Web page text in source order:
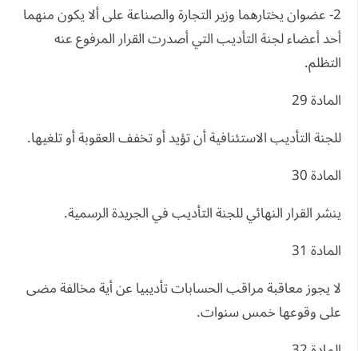
2- عضوان يختارهما وزير التجارة والصناعة على ألا يكون منهما
أحد أعضاء لجنة التأديب التي أصدرت القرار المرفوع عنه
التظلم.
المادة 29
للجنة التأديب الاستئنافية أن تؤيد أو تخفف العقوبة أو تلغيها.
المادة 30
ينشر القرار النهائي للجنة التأديب في الجريدة الرسمية.
المادة 31
لا يجوز معاقبة مراقب الحسابات تأديبيا عن أية مخالفة مضى
على وقوعها خمس سنوات.